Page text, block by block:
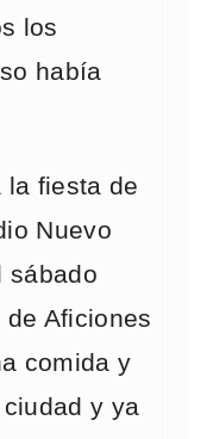
los
había
la fiesta de
Nuevo
sábado
Aficiones
comida y
y ya